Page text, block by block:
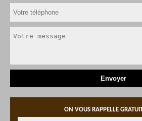
ON VOUS RAPPELLE